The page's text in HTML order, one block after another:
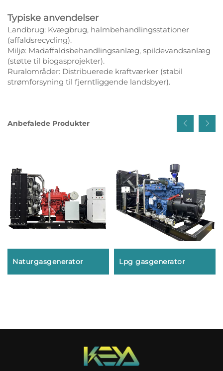
Typiske anvendelser
Landbrug: Kvægbrug, halmbehandlingsstationer
(affaldsrecycling).
Miljø: Madaffaldsbehandlingsanlæg, spildevandsanlæg
(støtte til biogasprojekter).
Ruralområder: Distribuerede kraftværker (stabil
strømforsyning til fjerntliggende landsbyer).
Anbefalede Produkter
Naturgasgenerator Lpg gasgenerator